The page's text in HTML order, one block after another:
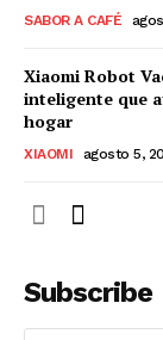
SABOR A CAFÉ
Xiaomi Robot
inteligente que
hogar
XIAOMI agosto 5,
Subscribe